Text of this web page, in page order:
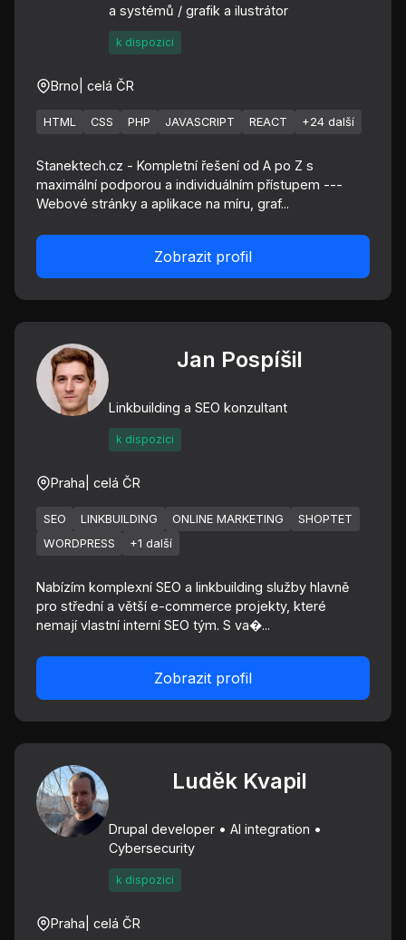
a systémů / grafik a ilustrátor
k dispozici
Brno | celá ČR
HTML CSS PHP JAVASCRIPT REACT +24 další
Stanektech.cz - Kompletní řešení od A po Z s
maximální podporou a individuálním přístupem ---
Webové stránky a aplikace na míru, graf...
Zobrazit profil
Jan Pospíšil
Linkbuilding a SEO konzultant
k dispozici
Praha | celá ČR
SEO LINKBUILDING ONLINE MARKETING
SHOPTET
WORDPRESS
+1 další
Nabízím komplexní SEO a linkbuilding služby hlavně
pro střední a větší e-commerce projekty, které
nemají vlastní interní SEO tým. S va�...
Zobrazit profil
Luděk Kvapil
Drupal developer • AI integration •
Cybersecurity
k dispozici
Praha | celá ČR